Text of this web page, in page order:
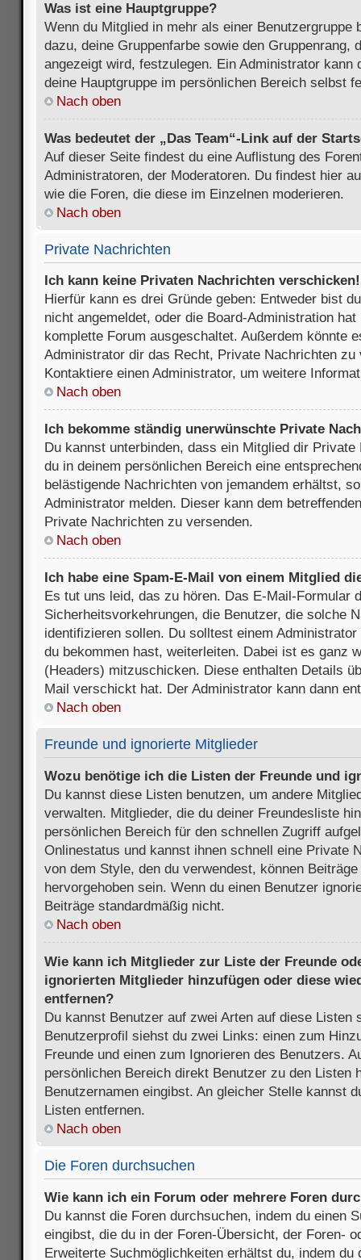
Was ist eine Hauptgruppe?
Wenn du Mitglied in mehr als einer Benutzergruppe
dazu, deine Gruppenfarbe sowie den Gruppenrang,
angezeigt wird, festzulegen. Ein Administrator kann
deine Hauptgruppe im persönlichen Bereich selbst
Nach oben
Was bedeutet der „Das Team“-Link auf der
Auf dieser Seite findest du eine Auflistung des
Administratoren, der Moderatoren. Du findest hier
wie die Foren, die diese im Einzelnen moderieren.
Nach oben
Private Nachrichten
Ich kann keine Privaten Nachrichten verschicken!
Hierfür kann es drei Gründe geben: Entweder bist
nicht angemeldet, oder die Board-Administration
komplette Forum ausgeschaltet. Außerdem könnte
Administrator dir das Recht, Private Nachrichten
Kontaktiere einen Administrator, um weitere
Nach oben
Ich bekomme ständig unerwünschte Private
Du kannst unterbinden, dass ein Mitglied dir
du in deinem persönlichen Bereich eine
belästigende Nachrichten von jemandem erhältst,
Administrator melden. Dieser kann dem
Private Nachrichten zu versenden.
Nach oben
Ich habe eine Spam-E-Mail von einem Mitglied
Es tut uns leid, das zu hören. Das E-Mail-Formular
Sicherheitsvorkehrungen, die Benutzer, die solche
identifizieren sollen. Du solltest einem
du bekommen hast, weiterleiten. Dabei ist es ganz
(Headers) mitzuschicken. Diese enthalten Details
Mail verschickt hat. Der Administrator kann dann
Nach oben
Freunde und ignorierte Mitglieder
Wozu benötige ich die Listen der Freunde und
Du kannst diese Listen benutzen, um andere
verwalten. Mitglieder, die du deiner Freundesliste
persönlichen Bereich für den schnellen Zugriff
Onlinestatus und kannst ihnen schnell eine Private
von dem Style, den du verwendest, können
hervorgehoben sein. Wenn du einen Benutzer
Beiträge standardmäßig nicht.
Nach oben
Wie kann ich Mitglieder zur Liste der Freunde
ignorierten Mitglieder hinzufügen oder diese
entfernen?
Du kannst Benutzer auf zwei Arten auf diese Listen
Benutzerprofil siehst du zwei Links: einen zum
Freunde und einen zum Ignorieren des Benutzers.
persönlichen Bereich direkt Benutzer zu den Listen
Benutzernamen eingibst. An gleicher Stelle kannst
Listen entfernen.
Nach oben
Die Foren durchsuchen
Wie kann ich ein Forum oder mehrere Foren
Du kannst die Foren durchsuchen, indem du einen
eingibst, die du in der Foren-Übersicht, der Foren-
Erweiterte Suchmöglichkeiten erhältst du, indem du